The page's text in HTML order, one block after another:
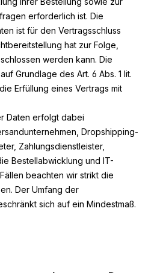
erforderlich ist. Die
ist für den Vertragsschluss
hat zur Folge,
werden kann. Die
Grundlage des Art. 6 Abs. 1 lit.
Erfüllung eines Vertrags mit
Daten erfolgt dabei
Dropshipping-
Zahlungsdienstleister,
Bestellabwicklung und IT-
beachten wir strikt die
Der Umfang der
sich auf ein Mindestmaß.